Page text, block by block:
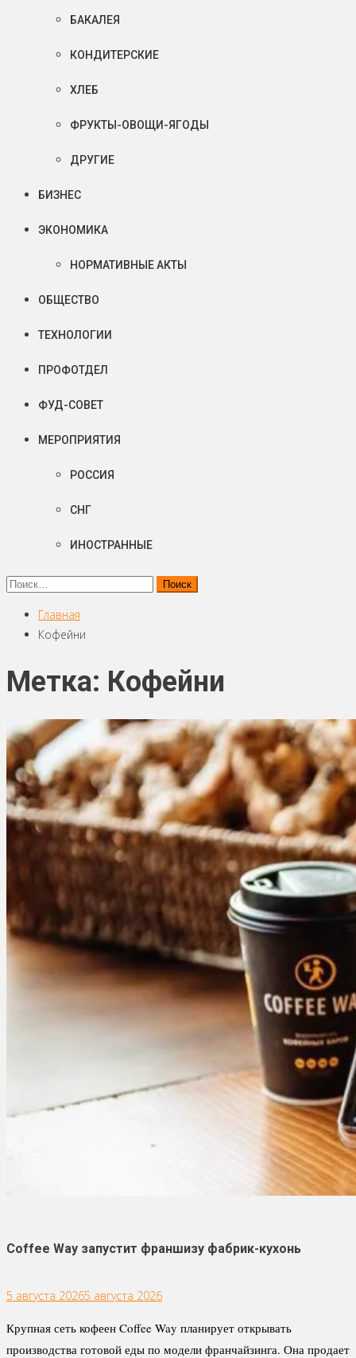
БАКАЛЕЯ
КОНДИТЕРСКИЕ
ХЛЕБ
ФРУКТЫ-ОВОЩИ-ЯГОДЫ
ДРУГИЕ
БИЗНЕС
ЭКОНОМИКА
НОРМАТИВНЫЕ АКТЫ
ОБЩЕСТВО
ТЕХНОЛОГИИ
ПРОФОТДЕЛ
ФУД-СОВЕТ
МЕРОПРИЯТИЯ
РОССИЯ
СНГ
ИНОСТРАННЫЕ
Найти:
Главная
Кофейни
Метка: Кофейни
Coffee Way запустит франшизу фабрик-кухонь
5 августа 20265 августа 2026
Крупная сеть кофеен Coffee Way планирует открывать
производства готовой еды по модели франчайзинга. Она продает